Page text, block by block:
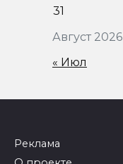
Август 2026
31
« Июл
Реклама